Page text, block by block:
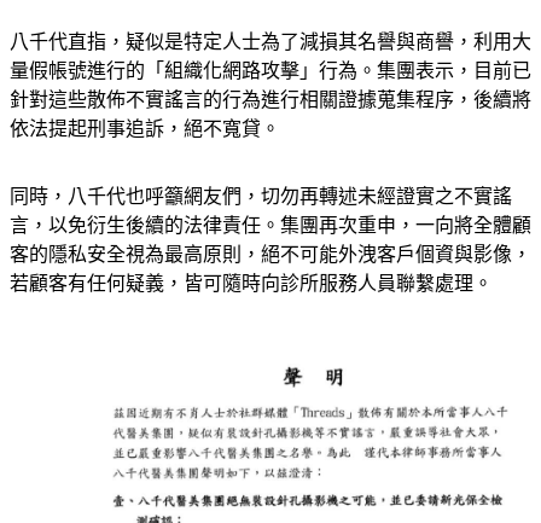
量假帳號進行的「組織化網路攻擊」行為。集團表示，目前已
針對這些散佈不實謠言的行為進行相關證據蒐集程序，後續將
依法提起刑事追訴，絕不寬貸。
言，以免衍生後續的法律責任。集團再次重申，一向將全體顧
客的隱私安全視為最高原則，絕不可能外洩客戶個資與影像，
若顧客有任何疑義，皆可隨時向診所服務人員聯繫處理。